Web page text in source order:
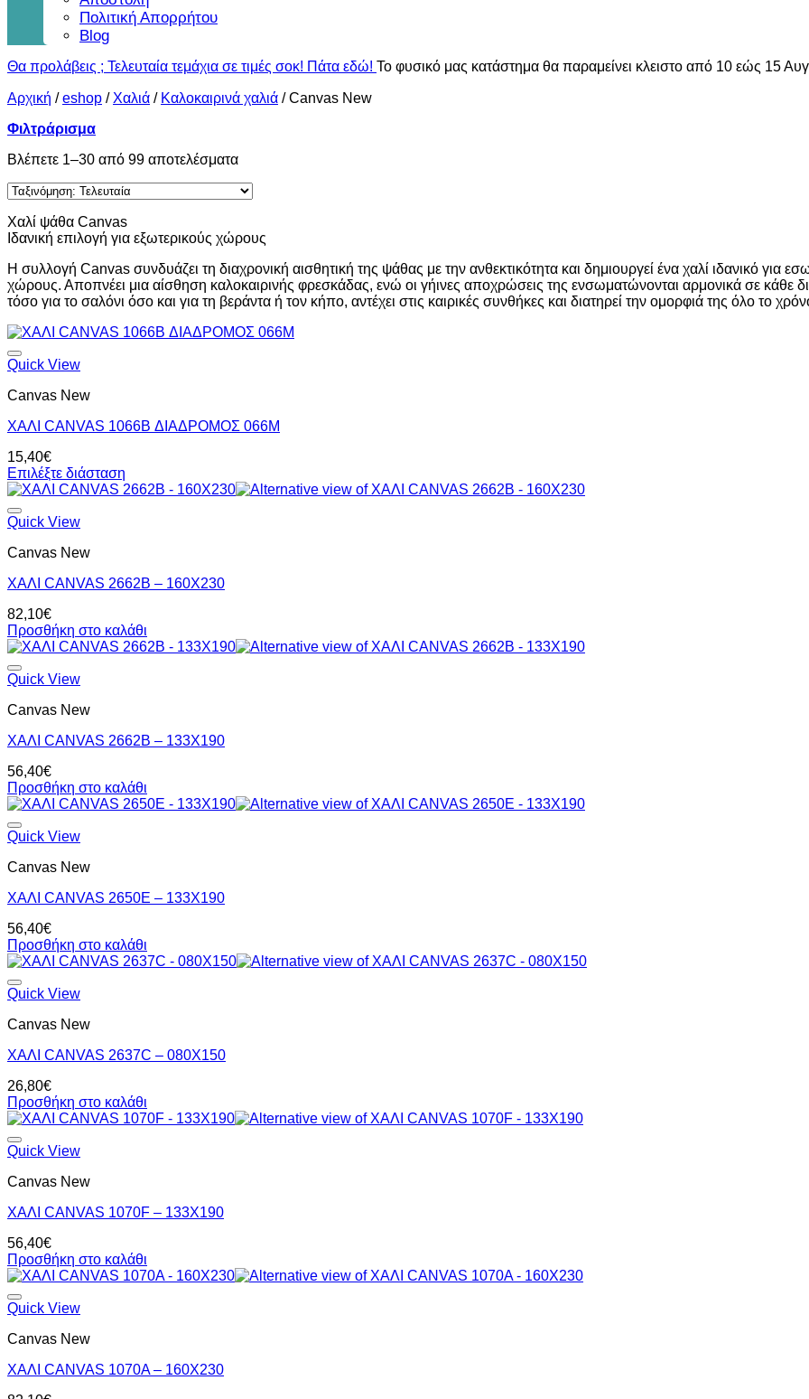
Πολιτική Απορρήτου
Blog
Θα προλάβεις ; Τελευταία τεμάχια σε τιμές σοκ! Πάτα εδώ! Το φυσικό μας κατάστημα θα παραμείνει κλειστο από 10 εώς 15
Αρχική /eshop / Χαλιά / Καλοκαιρινά χαλιά /Canvas New
Φιλτράρισμα
Βλέπετε 1–30 από 99 αποτελέσματαSorted
latest
Χαλί ψάθα Canvas
Ιδανική επιλογή για εξωτερικούς χώρους
Η συλλογή Canvas συνδυάζει τη διαχρονική αισθητική της ψάθας με την ανθεκτικότητα και δημιουργεί ένα χαλί ιδανικό για
χώρους. Αποπνέει μια αίσθηση καλοκαιρινής φρεσκάδας, ενώ οι γήινες αποχρώσεις της ενσωματώνονται αρμονικά σε κάθε
τόσο για το σαλόνι όσο και για τη βεράντα ή τον κήπο, αντέχει στις καιρικές συνθήκες και διατηρεί την ομορφιά της όλο το
Quick View
Canvas New
ΧΑΛΙ CANVAS 1066B ΔΙΑΔΡΟΜΟΣ 066Μ
15,40€
Επιλέξτε διάσταση
Quick View
Canvas New
ΧΑΛΙ CANVAS 2662B – 160X230
82,10€
Προσθήκη στο καλάθι
Quick View
Canvas New
ΧΑΛΙ CANVAS 2662B – 133X190
56,40€
Προσθήκη στο καλάθι
Quick View
Canvas New
ΧΑΛΙ CANVAS 2650E – 133X190
56,40€
Προσθήκη στο καλάθι
Quick View
Canvas New
ΧΑΛΙ CANVAS 2637C – 080X150
26,80€
Προσθήκη στο καλάθι
Quick View
Canvas New
ΧΑΛΙ CANVAS 1070F – 133X190
56,40€
Προσθήκη στο καλάθι
Quick View
Canvas New
ΧΑΛΙ CANVAS 1070A – 160X230